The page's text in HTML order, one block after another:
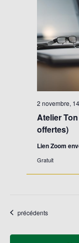
Atelier
offertes)
2 novembre,
Lien Zoom
Gratuit
Évènements
précédents